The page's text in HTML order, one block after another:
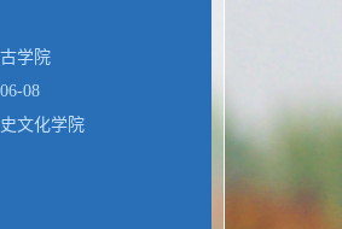
学院
08
文化学院